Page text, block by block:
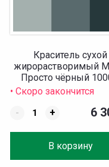
Краситель сухой
жирорастворимый
Просто чёрный
• Скоро закончится
-
+
В корзину
6